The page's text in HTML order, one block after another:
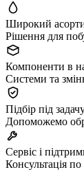
Широкий
Рішення для
Компоненти в
Системи та
Підбір під
Допоможемо
Сервіс і
Консультація по